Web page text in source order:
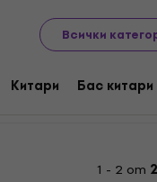
Всички
Китари Бас китари
Микрофони
1 - 2 от